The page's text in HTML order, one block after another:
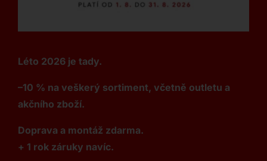
Léto 2026 je tady.
–10 % na veškerý sortiment, včetně outletu a
akčního zboží.
Doprava a montáž zdarma.
+ 1 rok záruky navíc.